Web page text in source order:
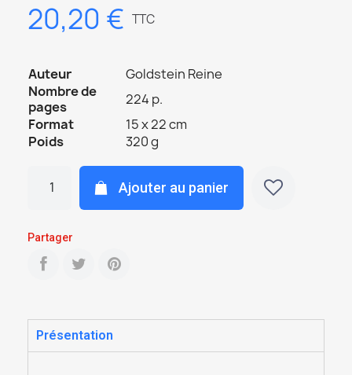
20,20 € TTC
Auteur
Goldstein Reine
Nombre de
pages
224 p.
Format
15 x 22 cm
Poids
320 g
Ajouter au panier
Partager
Présentation